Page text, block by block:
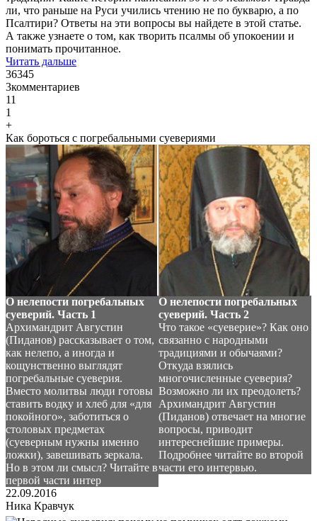
ли, что раньше на Руси учились чтению не по букварю, а по
Псалтири? Ответы на эти вопросы вы найдете в этой статье.
А также узнаете о том, как творить псалмы об упокоении и
понимать прочитанное.
Читать дальше
36345
3комментариев
11
1
+
Как бороться с погребальными суевериями
О нелепости погребальных
суеверий. Часть 1
Архимандрит Августин
(Пиданов) рассказывает о том,
как нелепо, а иногда и
кощунственно выглядят
погребальные суеверия.
Вместо молитвы люди готовы
ставить водку и хлеб для «для
покойного», заботиться о
столовых предметах
(суеверным нужны именно
ложки), завешивать зеркала.
Но в этом ли смысл? Читайте в
первой части интер
О нелепости погребальных
суеверий. Часть 2
Что такое «суеверие»? Как оно
связанно с народными
традициями и обычаями?
Откуда взялись
многочисленные суеверия?
Возможно ли их преодолеть?
Архимандрит Августин
(Пиданов) отвечает на многие
вопросы, приводит
интереснейшие примеры.
Подробнее читайте во второй
части его интервью.
22.09.2016
Ника Кравчук